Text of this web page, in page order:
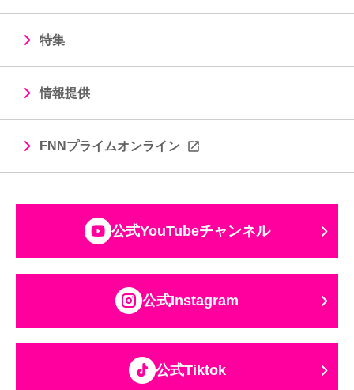
特集
情報提供
FNNプライムオンライン
公式YouTubeチャンネル
公式Instagram
公式Tiktok